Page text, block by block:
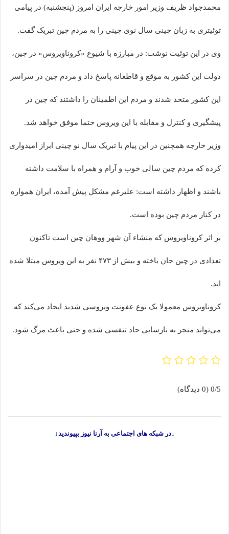
محمدجواد ظریف وزیر امور خارجه ایران امروز (پنجشنبه) در پیامی
توئیتری به زبان چینی سال نوی چینی را به مردم چین تبریک گفت.
وی در این توئیت نوشت: در مبارزه با شیوع «کروناویروس» در چین،
دولت این کشور به موقع و قاطعانه پاسخ داد و مردم چین در سراسر
این کشور متحد شدند و مردم این اطمینان را داشتند که چین در
پیشگیری و کنترل و‌ مقابله با این ویروس حتما موفق خواهد شد.
وزیر خارجه همچنین در این پیام با تبریک سال نو چینی ابراز امیدواری
کرده که مردم چین سالی خوب و آرام و همراه با سلامت داشته
باشند و اظهار داشته است: علیرغم مشکل پیش آمده، ایران همواره
در کنار مردم چین بوده است.
بر اثر کروناویروس که منشاء آن شهر ووهان چین است تاکنون
تعدادی در چین جان باخته و بیش از ۴۷۳ نفر به این ویروس مبتلا شده
اند.
کروناویروس معمولا یک نوع عفونت ویروسی شدید ایجاد می‌کند که
می‌تواند منجر به نارسایی حاد تنفسی شده و حتی باعث مرگ شود.
0/5 (0 دیدگاه)
↓در شبکه های اجتماعی به آرنا نیوز بپیوندید↓